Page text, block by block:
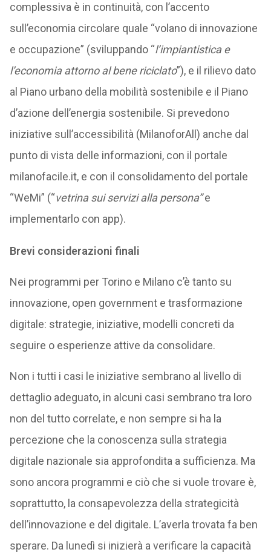
complessiva è in continuità, con l’accento
sull’economia circolare quale “volano di innovazione
e occupazione” (sviluppando “l’impiantistica e
l’economia attorno al bene riciclato”), e il rilievo dato
al Piano urbano della mobilità sostenibile e il Piano
d’azione dell’energia sostenibile. Si prevedono
iniziative sull’accessibilità (MilanoforAll) anche dal
punto di vista delle informazioni, con il portale
milanofacile.it, e con il consolidamento del portale
“WeMi” (“vetrina sui servizi alla persona”e
implementarlo con app).
Brevi considerazioni finali
Nei programmi per Torino e Milano c’è tanto su
innovazione, open government e trasformazione
digitale: strategie, iniziative, modelli concreti da
seguire o esperienze attive da consolidare.
Non i tutti i casi le iniziative sembrano al livello di
dettaglio adeguato, in alcuni casi sembrano tra loro
non del tutto correlate, e non sempre si ha la
percezione che la conoscenza sulla strategia
digitale nazionale sia approfondita a sufficienza. Ma
sono ancora programmi e ciò che si vuole trovare è,
soprattutto, la consapevolezza della strategicità
dell’innovazione e del digitale. L’averla trovata fa ben
sperare. Da lunedì si inizierà a verificare la capacità